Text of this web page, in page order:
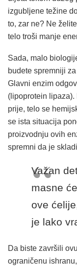
izgubljene težine
to, zar ne? Ne
telo troši manje
Sada, malo
budete spremniji
Glavni enzim
(lipoprotein
prije, telo se
se ista situacija
proizvodnju ovih
spremni da je
Važan
masne
ove
je lako
Da biste završili
ograničenu